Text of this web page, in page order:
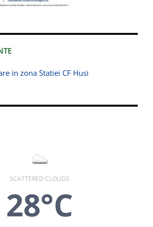
in zona Statiei CF Husi
SCATTERED CLOUDS
28°C